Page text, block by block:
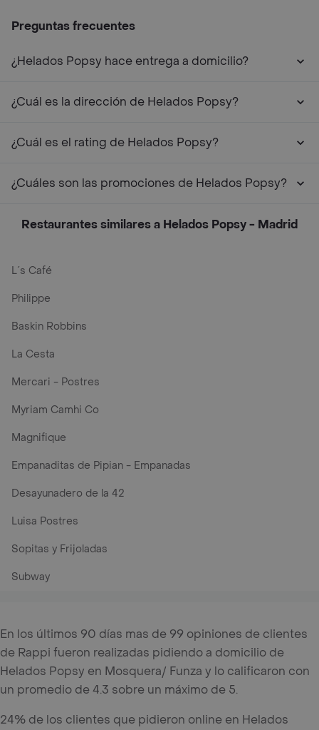
Preguntas frecuentes
¿Helados Popsy hace entrega a domicilio?
¿Cuál es la dirección de Helados Popsy?
¿Cuál es el rating de Helados Popsy?
¿Cuáles son las promociones de Helados Popsy?
Restaurantes similares a Helados Popsy - Madrid
L´s Café
Philippe
Baskin Robbins
La Cesta
Mercari - Postres
Myriam Camhi Co
Magnifique
Empanaditas de Pipian - Empanadas
Desayunadero de la 42
Luisa Postres
Sopitas y Frijoladas
Subway
En los últimos 90 días mas de 99 opiniones de clientes
de Rappi fueron realizadas pidiendo a domicilio de
Helados Popsy en Mosquera/ Funza y lo calificaron con
un promedio de 4.3 sobre un máximo de 5.
24% de los clientes que pidieron online en Helados